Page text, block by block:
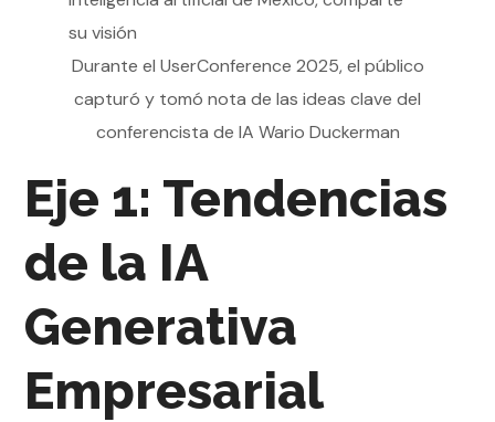
Durante el UserConference 2025, el público
capturó y tomó nota de las ideas clave del
conferencista de IA Wario Duckerman
Eje 1: Tendencias
de la IA
Generativa
Empresarial